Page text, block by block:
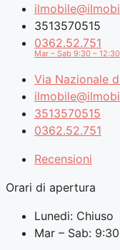
3513570515
0362.52.751
Mar – Sab 9:30 –
Via Nazionale
3513570515
0362.52.751
Recensioni
Orari di apertura
Lunedi: Chiuso
Mar – Sab: